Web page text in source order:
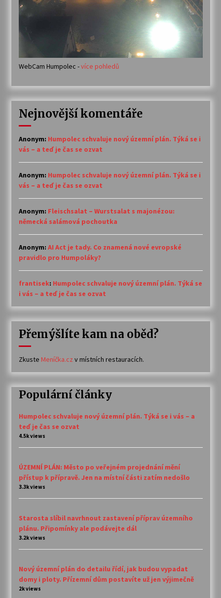
WebCam Humpolec -více pohledů
Nejnovější komentáře
Anonym: Humpolec schvaluje nový územní plán. Týká se i
vás – a teď je čas se ozvat
Anonym: Humpolec schvaluje nový územní plán. Týká se i
vás – a teď je čas se ozvat
Anonym: Fleischsalat – Wurstsalat s majonézou:
německá salámová pochoutka
Anonym: AI Act je tady. Co znamená nové evropské
pravidlo pro Humpoláky?
frantisek: Humpolec schvaluje nový územní plán. Týká se
i vás – a teď je čas se ozvat
Přemýšlíte kam na oběd?
Zkuste Meníčka.cz v místních restauracích.
Populární články
Humpolec schvaluje nový územní plán. Týká se i vás – a
teď je čas se ozvat
4.5k views
ÚZEMNÍ PLÁN: Město po veřejném projednání mění
přístup k přípravě. Jen na místní části zatím nedošlo
3.3k views
Starosta slíbil navrhnout zastavení příprav územního
plánu. Připomínky ale podávejte dál
3.2k views
Nový územní plán do detailu řídí, jak budou vypadat
domy i ploty. Přízemní dům postavíte už jen výjimečně
2k views